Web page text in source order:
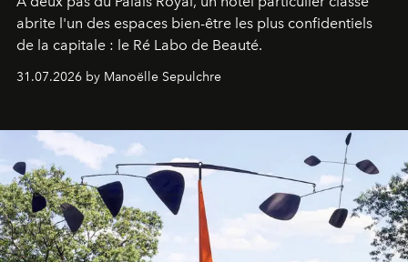
abrite l'un des espaces bien-être les plus confidentiels
de la capitale : le Ré Labo de Beauté.
31.07.2026 by Manoëlle Sepulchre